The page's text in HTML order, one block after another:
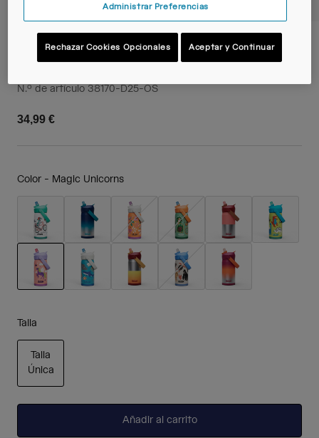
Botella infantil Thrive™ Flip Straw 350 ml
– térmica de acero inoxidable
N.º de artículo 38170-D25-OS
34,99 €
Color - Magic Unicorns
Talla
Talla
Única
Añadir al carrito
Administrar Preferencias
Rechazar Cookies Opcionales Aceptar y Continuar